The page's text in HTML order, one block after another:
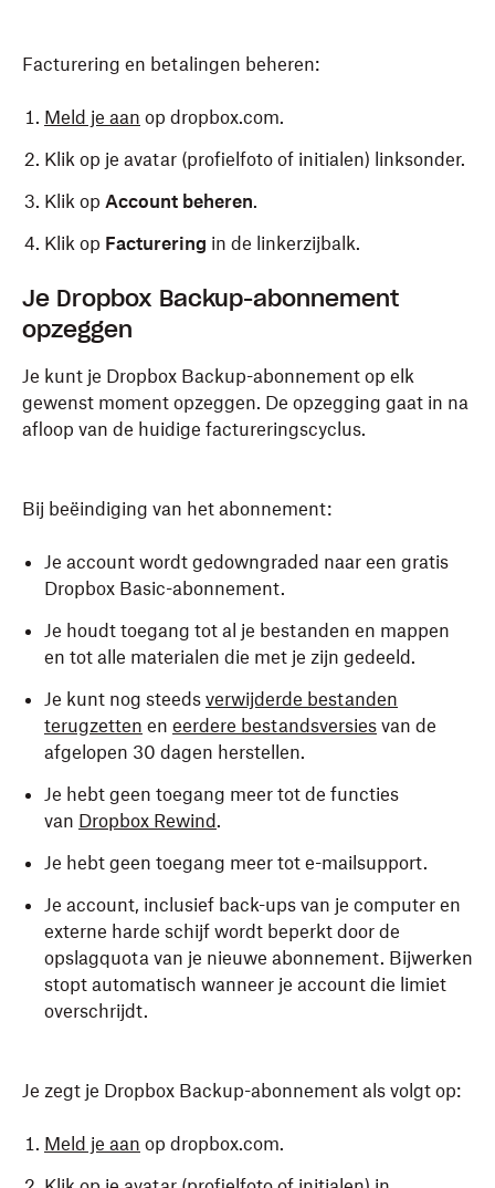
Facturering en betalingen beheren:
Meld je aan op dropbox.com.
Klik op je avatar (profielfoto of initialen) linksonder.
Klik op Account beheren.
Klik op Facturering in de linkerzijbalk.
Je Dropbox Backup-abonnement
opzeggen
Je kunt je Dropbox Backup-abonnement op elk
gewenst moment opzeggen. De opzegging gaat in na
afloop van de huidige factureringscyclus.
Bij beëindiging van het abonnement:
Je account wordt gedowngraded naar een gratis
Dropbox Basic-abonnement.
Je houdt toegang tot al je bestanden en mappen
en tot alle materialen die met je zijn gedeeld.
Je kunt nog steeds verwijderde bestanden
terugzetten en eerdere bestandsversies van de
afgelopen 30 dagen herstellen.
Je hebt geen toegang meer tot de functies
van Dropbox Rewind .
Je hebt geen toegang meer tot e-mailsupport.
Je account, inclusief back-ups van je computer en
externe harde schijf wordt beperkt door de
opslagquota van je nieuwe abonnement. Bijwerken
stopt automatisch wanneer je account die limiet
overschrijdt.
Je zegt je Dropbox Backup-abonnement als volgt op:
Meld je aan op dropbox.com.